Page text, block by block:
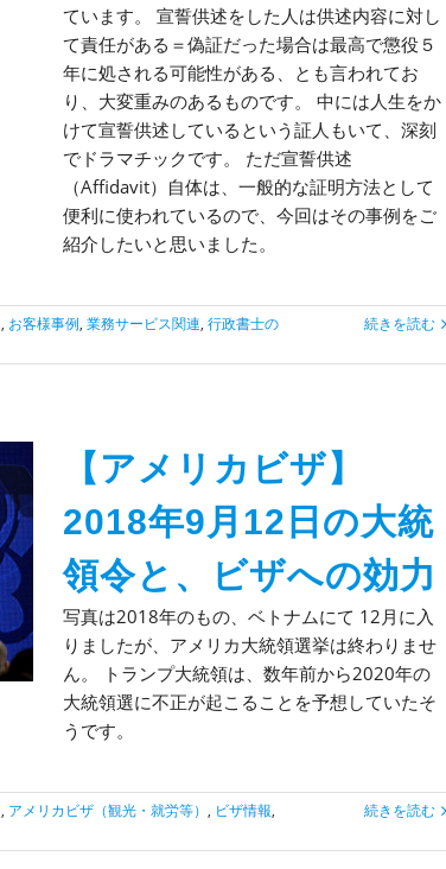
ています。 宣誓供述をした人は供述内容に対し
て責任がある＝偽証だった場合は最高で懲役５
年に処される可能性がある、とも言われてお
り、大変重みのあるものです。 中には人生をか
けて宣誓供述しているという証人もいて、深刻
でドラマチックです。 ただ宣誓供述
（Affidavit）自体は、一般的な証明方法として
便利に使われているので、今回はその事例をご
紹介したいと思いました。
, お客様事例, 業務サービス関連, 行政書士の
続きを読む
【アメリカビザ】
2018年9月12日の大統
領令と、ビザへの効力
写真は2018年のもの、ベトナムにて 12月に入
りましたが、アメリカ大統領選挙は終わりませ
ん。 トランプ大統領は、数年前から2020年の
大統領選に不正が起こることを予想していたそ
うです。
, アメリカビザ（観光・就労等） , ビザ情報,
続きを読む